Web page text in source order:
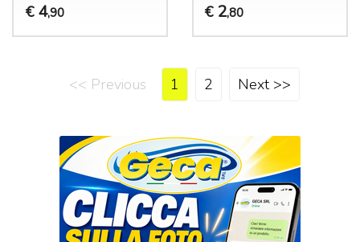
€ 4,90
€ 2,80
<< Previous 1 2 Next >>